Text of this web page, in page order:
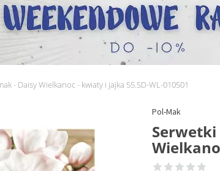
- Daisy Wielkanoc - kwiaty i jajka 55.SD-WL-010501
Pol-Mak
Serwetki